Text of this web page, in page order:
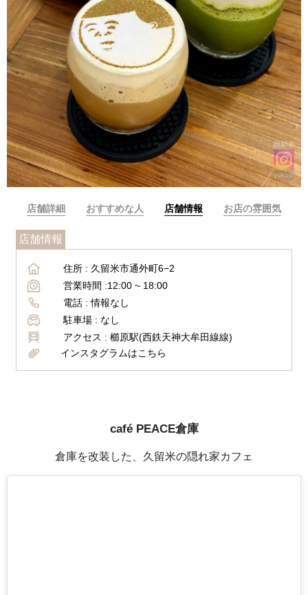
撮影者
店舗詳細 おすすめな人 店舗情報 お店の雰囲気
店舗情報
住所 : 久留米市通外町6−2
営業時間 :12:00 ~ 18:00
電話 :情報なし
駐車場 : なし
アクセス : 櫛原駅(西鉄天神大牟田線線)
インスタグラムはこちら
café PEACE倉庫
倉庫を改装した、久留米の隠れ家カフェ